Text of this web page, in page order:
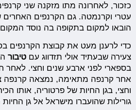
כזכור, לאחרונה מתו מזקנה שני
עטרי וקרנמטה. גם הקרנפים
הובאו למקום בתקופה בה נוסד המקום
כדי לרענן מעט את קבוצת הקרנפים
צעירה שבעתיד אולי תזדווג עםטיבור
בספארי לפני ארבע שנים וחצי. לאחר
אחר קרנפה מתאימה, נמצאה קרנפה
וחצי, בגן החיות של פרטוריה, אותו
גורילות שהועברו מישראל אל גן